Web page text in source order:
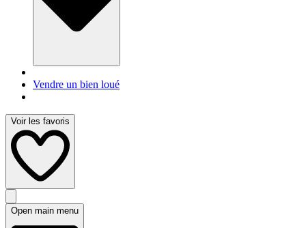
Vendre un bien loué
Voir les favoris
Open main menu